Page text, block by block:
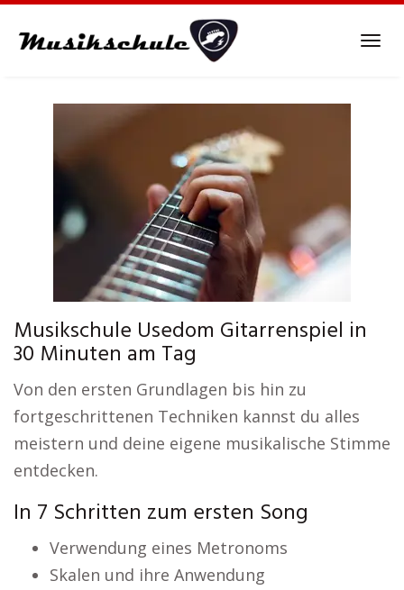
Musikschule Usedom Gitarrenspiel in
30 Minuten am Tag
Von den ersten Grundlagen bis hin zu
fortgeschrittenen Techniken kannst du alles
meistern und deine eigene musikalische Stimme
entdecken.
In 7 Schritten zum ersten Song
Verwendung eines Metronoms
Skalen und ihre Anwendung